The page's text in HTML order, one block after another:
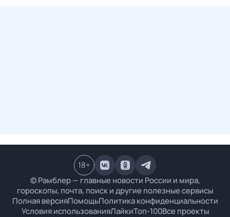
© Рамблер — главные новости России и мира,
гороскопы, почта, поиск и другие полезные сервисы
Полная версияПомощьПолитика конфиденциальности
Условия использованияЛайкиТоп-100Все проекты
18+